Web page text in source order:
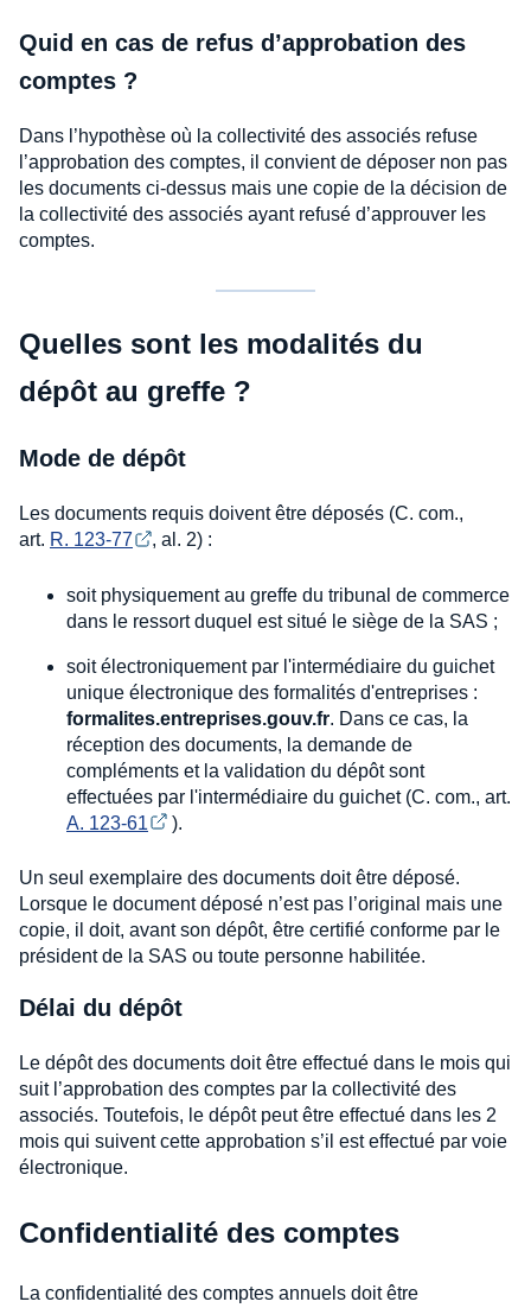
Quid en cas de refus d’approbation des
comptes ?
Dans l’hypothèse où la collectivité des associés refuse
l’approbation des comptes, il convient de déposer non pas
les documents ci-dessus mais une copie de la décision de
la collectivité des associés ayant refusé d’approuver les
comptes.
Quelles sont les modalités du
dépôt au greffe ?
Mode de dépôt
Les documents requis doivent être déposés (C. com.,
art. R. 123-77 , al. 2) :
soit physiquement au greffe du tribunal de commerce
dans le ressort duquel est situé le siège de la SAS ;
soit électroniquement par l'intermédiaire du guichet
unique électronique des formalités d'entreprises :
formalites.entreprises.gouv.fr. Dans ce cas, la
réception des documents, la demande de
compléments et la validation du dépôt sont
effectuées par l'intermédiaire du guichet (C. com., art.
A. 123-61
).
Un seul exemplaire des documents doit être déposé.
Lorsque le document déposé n’est pas l’original mais une
copie, il doit, avant son dépôt, être certifié conforme par le
président de la SAS ou toute personne habilitée.
Délai du dépôt
Le dépôt des documents doit être effectué dans le mois qui
suit l’approbation des comptes par la collectivité des
associés. Toutefois, le dépôt peut être effectué dans les 2
mois qui suivent cette approbation s’il est effectué par voie
électronique.
Confidentialité des comptes
La confidentialité des comptes annuels doit être